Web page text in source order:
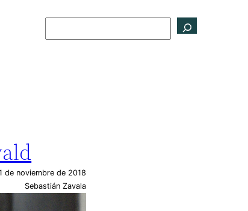
de noviembre de 2018
Sebastián Zavala